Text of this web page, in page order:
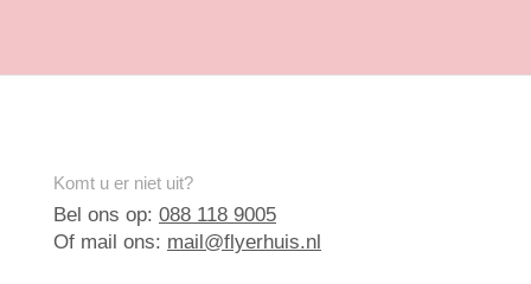
Komt u er niet uit?
Bel ons op: 088 118 9005
Of mail ons: mail@flyerhuis.nl